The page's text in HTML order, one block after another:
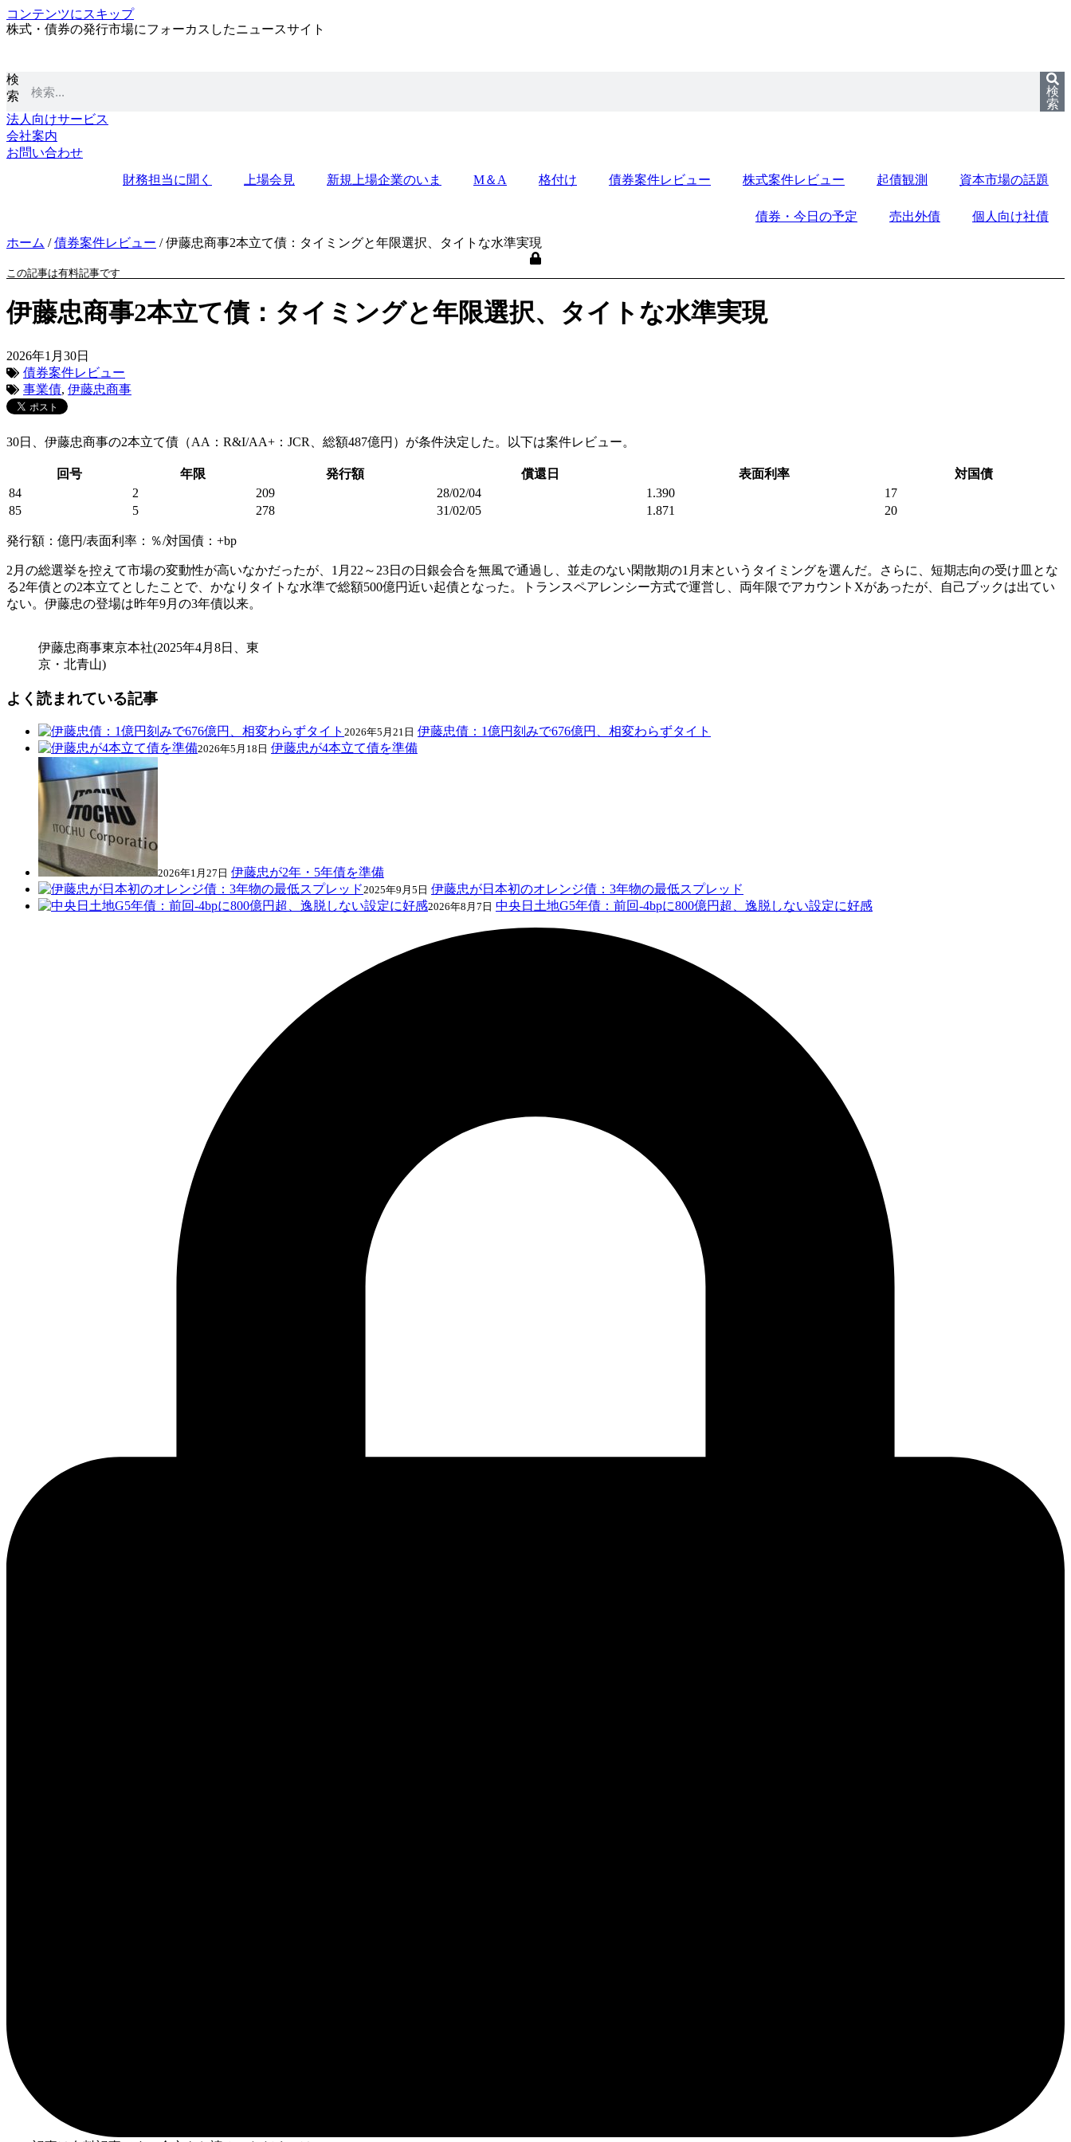
コンテンツにスキップ
株式・債券の発行市場にフォーカスしたニュースサイト
検
索
検
索
法人向けサービス
会社案内
お問い合わせ
財務担当に聞く
上場会見 新規上場企業のいま M＆A 格付け 債券案件レビュー 株式案件レビュー 起債観測 資本市場の話題
債券・今日の予定 売出外債
個人向け社債
ホーム /債券案件レビュー /伊藤忠商事2本立て債：タイミングと年限選択、タイトな水準実現
この記事は有料記事です
伊藤忠商事2本立て債：タイミングと年限選択、タイトな水準実現
2026年1月30日
債券案件レビュー
事業債, 伊藤忠商事
30日、伊藤忠商事の2本立て債（AA：R&I/AA+：JCR、総額487億円）が条件決定した。以下は案件レビュー。
回号 年限 発行額 償還日 表面利率
対国債
84
2 209 28/02/04 1.390
17
85
5 278 31/02/05 1.871 20
発行額：億円/表面利率：％/対国債：+bp
2月の総選挙を控えて市場の変動性が高いなかだったが、1月22～23日の日銀会合を無風で通過し、並走のない閑散期の1月末というタイミングを選んだ。さらに、短期志向の受け皿とな
る2年債との2本立てとしたことで、かなりタイトな水準で総額500億円近い起債となった。トランスペアレンシー方式で運営し、両年限でアカウントXがあったが、自己ブックは出てい
ない。伊藤忠の登場は昨年9月の3年債以来。
伊藤忠商事東京本社(2025年4月8日、東
京・北青山)
よく読まれている記事
2026年5月21日 伊藤忠債：1億円刻みで676億円、相変わらずタイト
2026年5月18日 伊藤忠が4本立て債を準備
2026年1月27日 伊藤忠が2年・5年債を準備
2025年9月5日 伊藤忠が日本初のオレンジ債：3年物の最低スプレッド
2026年8月7日 中央日土地G5年債：前回-4bpに800億円超、逸脱しない設定に好感